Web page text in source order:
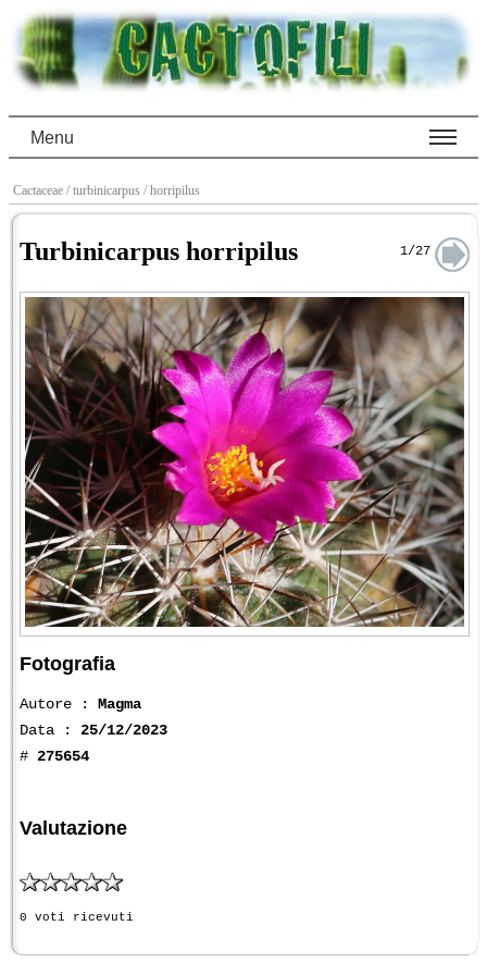
Menu
Cactaceae / turbinicarpus / horripilus
Turbinicarpus horripilus 1/27
Fotografia
Autore : Magma
Data : 25/12/2023
# 275654
Valutazione
0 voti ricevuti